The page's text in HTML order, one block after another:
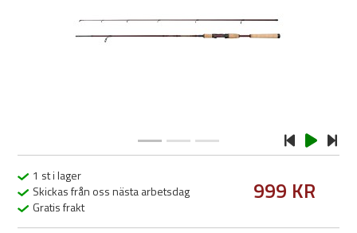
Previous
1 st i lager
Skickas från oss nästa arbetsdag
Gratis frakt
999 KR